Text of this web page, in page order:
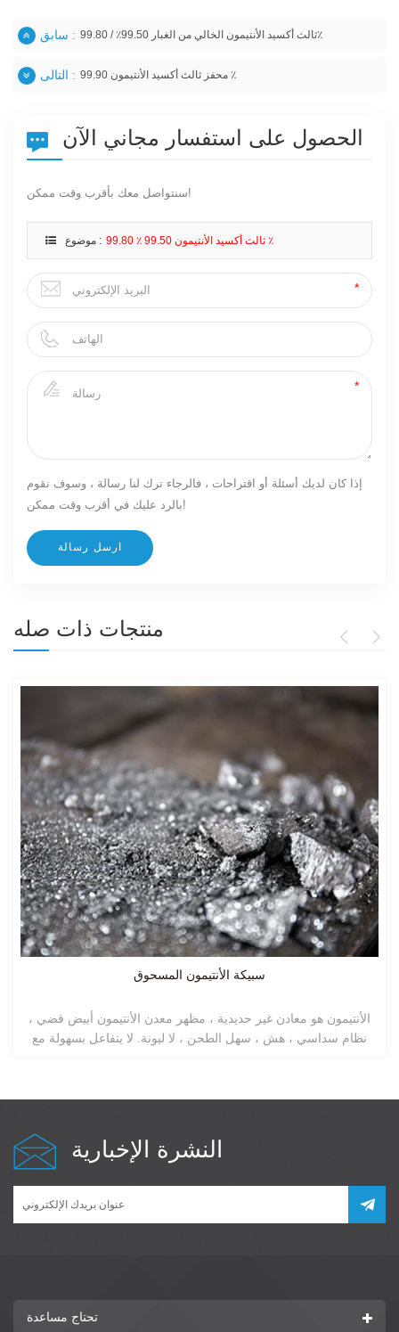
سابق : ثالث أكسيد الأنتيمون الخالي من الغبار 99.50٪ / 99.80٪
التالى : محفز ثالث أكسيد الأنتيمون 99.90 ٪
الحصول على استفسار مجاني الآن
سنتواصل معك بأقرب وقت ممكن!
موضوع : ثالث أكسيد الأنتيمون 99.50 ٪ 99.80 ٪
إذا كان لديك أسئلة أو اقتراحات ، فالرجاء ترك لنا رسالة ، وسوف نقوم
بالرد عليك في أقرب وقت ممكن!
منتجات ذات صله
نوع من للغاية الجزيئات اللامركزية الصغيرة. يبدو رطبًا قليلاً بعد
المعالجة الكيميائية إلى سطح جزيئات ثالث أكسيد الأنتيمون ، وبالتالي
النشرة الإخبارية
تحتاج مساعدة